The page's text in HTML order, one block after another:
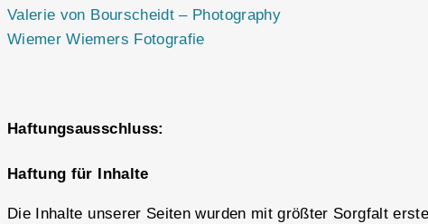
Valerie von Bourscheidt – Photography
Wiemer Wiemers Fotografie
Haftungsausschluss:
Haftung für Inhalte
Die Inhalte unserer Seiten wurden mit größter Sorgfalt